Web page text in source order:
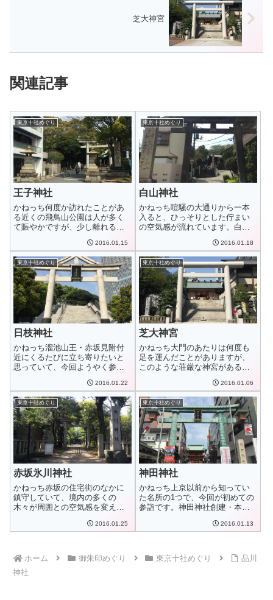
芝大神宮
関連記事
東京十社めぐり
王子神社
かねっち何度か訪れたことがあ
る近くの飛鳥山公園は人が多く
て賑やかですが、少し離れるだ
2016.01.15
東京十社めぐり
白山神社
かねっち喧騒の大通りから一本
入ると、ひっそりとした佇まい
の空気感が流れています。白山
2016.01.18
東京十社めぐり
日枝神社
かねっち溜池山王・赤坂見附付
近にくるたびに立ち寄りたいと
思っていて、今回ようやく参詣
2016.01.22
東京十社めぐり
芝大神宮
かねっち大門のあたりは何度も
足を運んだことがありますが、
このような荘厳な神宮があるの
2016.01.06
東京十社めぐり
赤坂氷川神社
かねっち赤坂の住宅街のなかに
鎮守していて、境内の多くの
木々が周囲との空気感を変えて
2016.01.25
東京十社めぐり
神田神社
かねっち上京以前から知ってい
た名所の1つで、今回が初めての
参詣です。神田神社創建・本尊
2016.01.13
ホーム 御朱印めぐり 東京十社めぐり
品川
神社